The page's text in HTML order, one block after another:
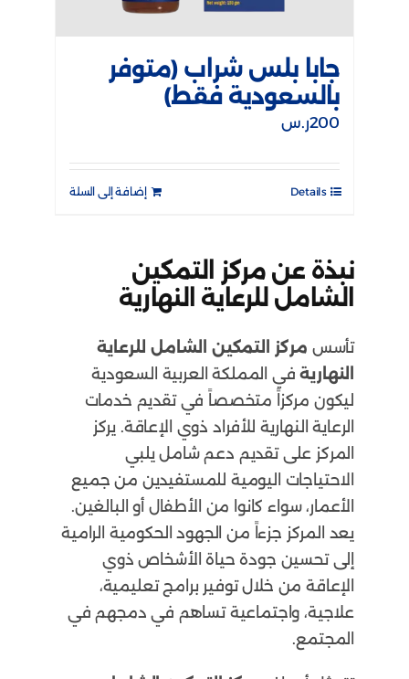
جابا بلس شراب (متوفر
بالسعودية فقط)
200ر.س
إضافة إلى السلة Details
نبذة عن مركز التمكين
الشامل للرعاية النهارية
تأسس مركز التمكين الشامل للرعاية
النهاريةفي المملكة العربية السعودية
ليكون مركزاً متخصصاً في تقديم خدمات
الرعاية النهارية للأفراد ذوي الإعاقة. يركز
المركز على تقديم دعم شامل يلبي
الاحتياجات اليومية للمستفيدين من جميع
الأعمار، سواء كانوا من الأطفال أو البالغين.
يعد المركز جزءاً من الجهود الحكومية الرامية
إلى تحسين جودة حياة الأشخاص ذوي
الإعاقة من خلال توفير برامج تعليمية،
علاجية، واجتماعية تساهم في دمجهم في
المجتمع.